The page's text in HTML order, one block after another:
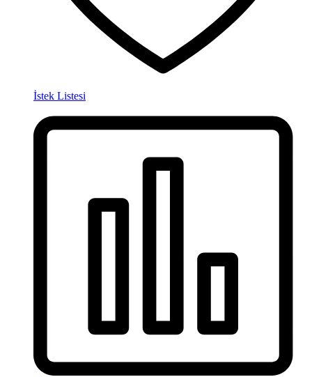
İstek Listesi